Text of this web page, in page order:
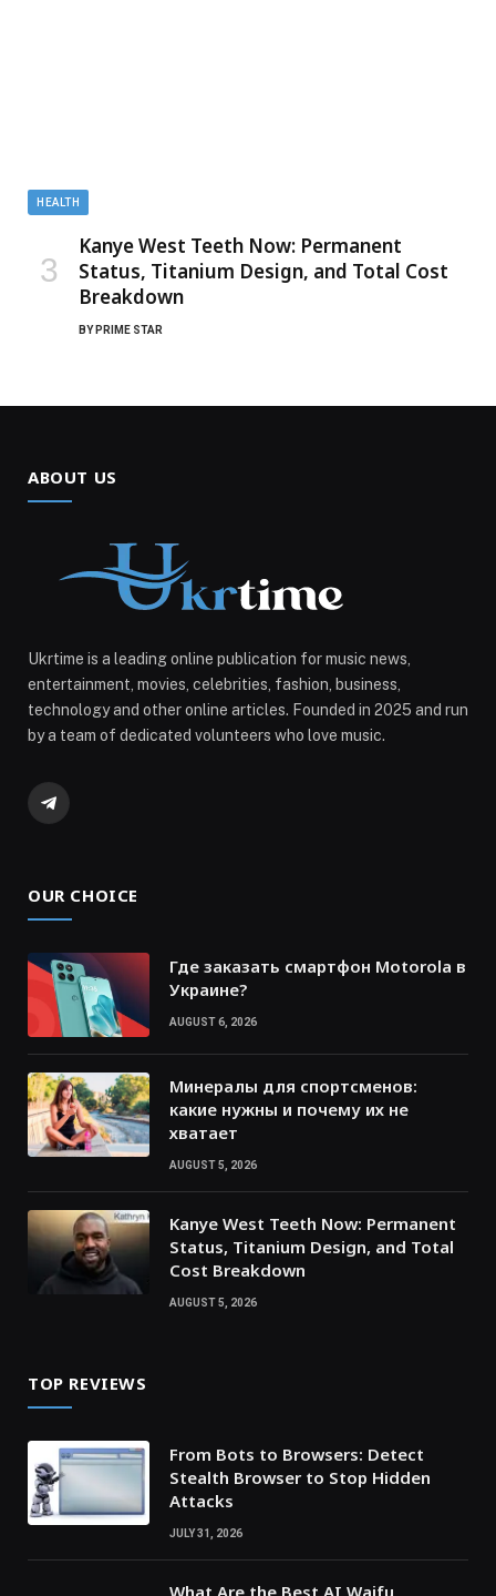
HEALTH
Kanye West Teeth Now: Permanent
Status, Titanium Design, and Total Cost
Breakdown
BY PRIME STAR
ABOUT US
Ukrtime is a leading online publication for music news,
entertainment, movies, celebrities, fashion, business,
technology and other online articles. Founded in 2025 and run
by a team of dedicated volunteers who love music.
Telegram
OUR CHOICE
Где заказать смартфон Motorola в
Украине?
AUGUST 6, 2026
Минералы для спортсменов:
какие нужны и почему их не
хватает
AUGUST 5, 2026
Kanye West Teeth Now: Permanent
Status, Titanium Design, and Total
Cost Breakdown
AUGUST 5, 2026
TOP REVIEWS
From Bots to Browsers: Detect
Stealth Browser to Stop Hidden
Attacks
JULY 31, 2026
What Are the Best AI Waifu